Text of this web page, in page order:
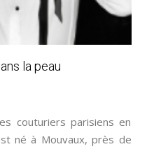
la peau
couturiers parisiens en
né à Mouvaux, près de